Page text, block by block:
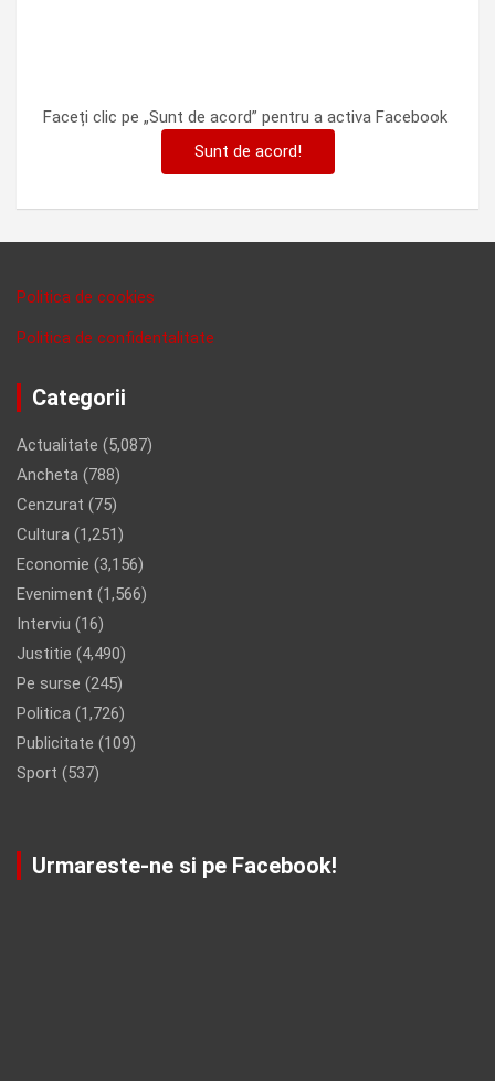
Faceți clic pe „Sunt de acord” pentru a activa Facebook
Sunt de acord!
Politica de cookies
Politica de confidentalitate
Categorii
Actualitate (5,087)
Ancheta (788)
Cenzurat (75)
Cultura (1,251)
Economie (3,156)
Eveniment (1,566)
Interviu (16)
Justitie (4,490)
Pe surse (245)
Politica (1,726)
Publicitate (109)
Sport (537)
Urmareste-ne si pe Facebook!